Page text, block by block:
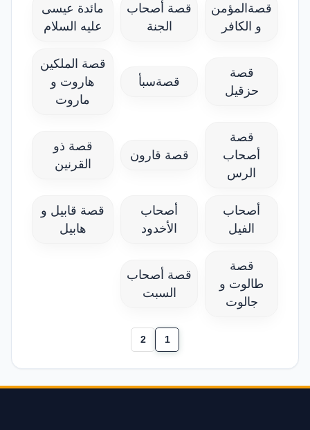
قصةالمؤمن
و الكافر
قصة أصحاب
الجنة
مائدة عيسى
عليه السلام
قصة
حزقيل
قصةسبأ
قصة الملكين
هاروت و
ماروت
قصة
أصحاب
الرس
قصة قارون
قصة ذو
القرنين
أصحاب
الفيل
أصحاب
الأخدود
قصة قابيل و
هابيل
قصة
طالوت و
جالوت
قصة أصحاب
السبت
1
2